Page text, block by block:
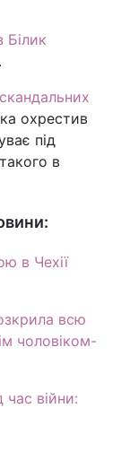
Білик
охрестив
під
в
в Чехії
всю
чоловіком-
час війни: